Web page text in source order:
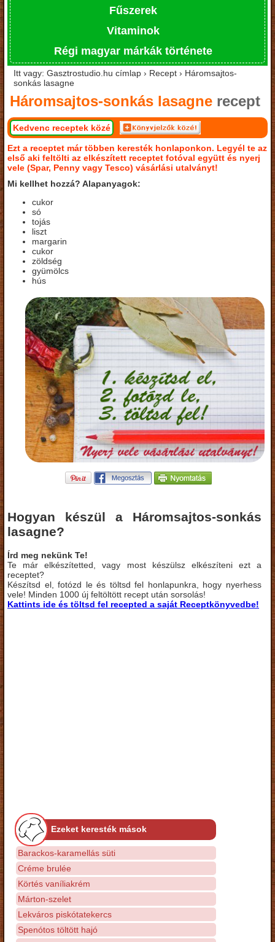
Fűszerek
Vitaminok
Régi magyar márkák története
Itt vagy: Gasztrostudio.hu címlap › Recept › Háromsajtos-
sonkás lasagne
Háromsajtos-sonkás lasagne recept
Kedvenc receptek közé
Ezt a receptet már többen keresték honlaponkon. Legyél te az
első aki feltölti az elkészített receptet fotóval együtt és nyerj
vele (Spar, Penny vagy Tesco) vásárlási utalványt!
Mi kellhet hozzá? Alapanyagok:
cukor
só
tojás
liszt
margarin
cukor
zöldség
gyümölcs
hús
Hogyan készül a Háromsajtos-sonkás
lasagne?
Írd meg nekünk Te!
Te már elkészítetted, vagy most készülsz elkészíteni ezt a
receptet?
Készítsd el, fotózd le és töltsd fel honlapunkra, hogy nyerhess
vele! Minden 1000 új feltöltött recept után sorsolás!
Kattints ide és töltsd fel recepted a saját Receptkönyvedbe!
Ezeket keresték mások
Barackos-karamellás süti
Créme brulée
Körtés vaníliakrém
Márton-szelet
Lekváros piskótatekercs
Spenótos töltött hajó